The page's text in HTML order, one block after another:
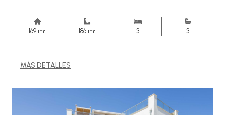
169 m² 186 m² 3 3
MÁS DETALLES